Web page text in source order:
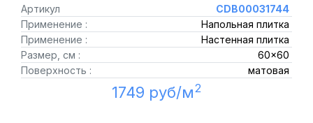
Артикул
CDB00031744
Применение :
Напольная плитка
Применение :
Настенная плитка
Размер, см :
60x60
Поверхность :
матовая
1749 руб/м2